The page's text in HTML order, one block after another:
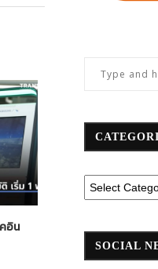
อิน
วิด-19‘ลดค่างวด-พัก
มาตรกา
SOCIAL